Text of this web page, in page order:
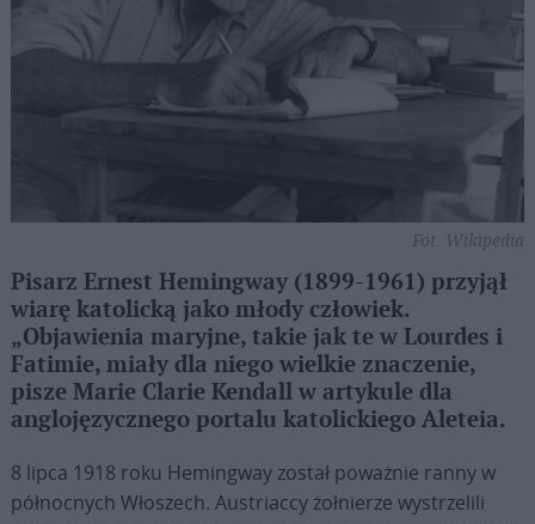
Fot. Wikipedia
Pisarz Ernest Hemingway (1899-1961) przyjął
wiarę katolicką jako młody człowiek.
„Objawienia maryjne, takie jak te w Lourdes i
Fatimie, miały dla niego wielkie znaczenie,
pisze Marie Clarie Kendall w artykule dla
anglojęzycznego portalu katolickiego Aleteia.
8 lipca 1918 roku Hemingway został poważnie ranny w
północnych Włoszech. Austriaccy żołnierze wystrzelili